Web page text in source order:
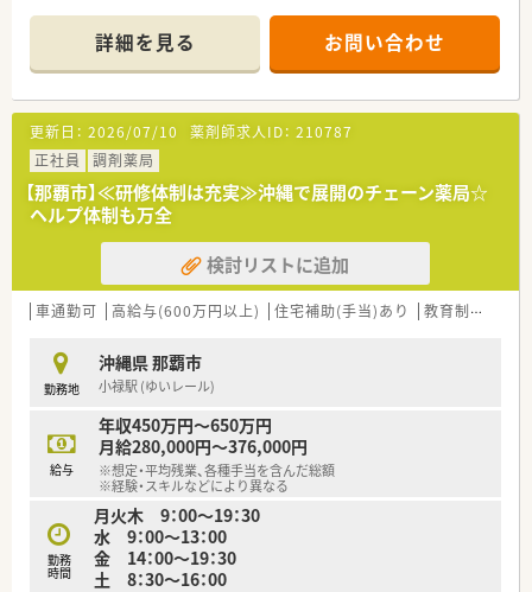
す。
■平成20年に大手チェーンのクオールと資本提携してより質の
高いサービスを提供出来るような会社にされています。
■総合病院だけでなく、様々なクリニックの門前に店舗があるた
め、幅広い処方の経験が積めます。
■社内研修も充実しており、専門的なテーマでの研修から店舗管
理の研修など幅広い内容で実施しております。
■育児休業・介護休業・看護休暇の取得実績もあり、長く安定して
就業できる環境づくりに取り組んでいます。
■グループで薬剤師は100名ほどいるため、ヘルプ体制もありお
休みも取得しやすい環境です。
■待合室でお待ちのお客様や患者様へのドリンクのサービスや
さまざまなサポートを行う「フロア・コンシェルジュ」、お薬の
「ドライブスルー」など、“沖縄初”のサービスに積極的に取り組
詳細を見る お問い合わせ
更新日： 2026/07/10 薬剤師求人ID： 210787
正社員
調剤薬局
【那覇市】≪研修体制は充実≫沖縄で展開のチェーン薬局☆
ヘルプ体制も万全
検討リストに追加
車通勤可 高給与(600万円以上) 住宅補助(手当)あり 教育制度あり
勤務地
沖縄県 那覇市
小禄駅 (ゆいレール)
給与
年収450万円～650万円
月給280,000円～376,000円
※想定・平均残業、各種手当を含んだ総額
※経験・スキルなどにより異なる
勤務
時間
月火木 9：00～19：30
水 9：00～13：00
金 14：00～19：30
土 8：30～16：00